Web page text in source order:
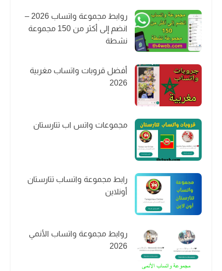
روابط مجموعة واتساب 2026 –
انضم إلى أكثر من 150 مجموعة
نشطة
أفضل قروبات واتساب مغربية
2026
مجموعات واتس اب تتارستان
رابط مجموعة واتساب تتارستان
أونلاين
روابط مجموعة واتساب الأنمي
2026